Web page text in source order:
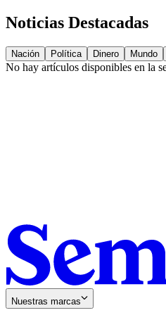
Noticias Destacadas
Nación Política Dinero Mundo
No hay artículos disponibles en la
Nuestras marcas